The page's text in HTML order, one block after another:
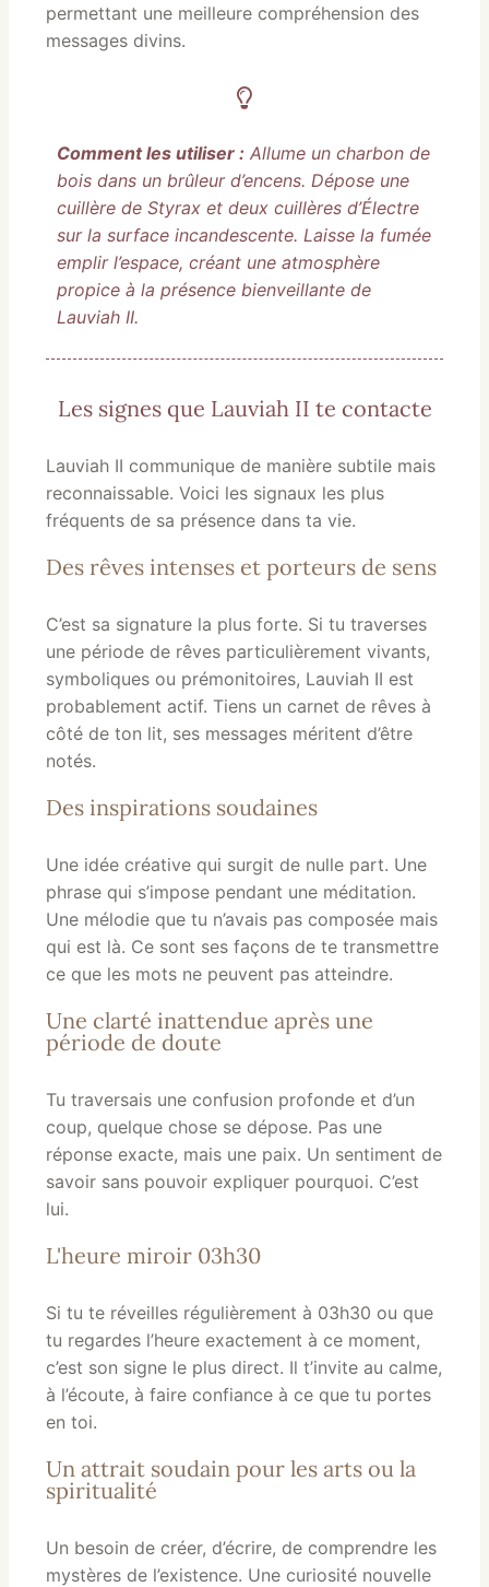
permettant une meilleure compréhension des
messages divins.
Comment les utiliser : Allume un charbon de
bois dans un brûleur d’encens. Dépose une
cuillère de Styrax et deux cuillères d’Électre
sur la surface incandescente. Laisse la fumée
emplir l’espace, créant une atmosphère
propice à la présence bienveillante de
Lauviah II.
Les signes que Lauviah II te contacte
Lauviah II communique de manière subtile mais
reconnaissable. Voici les signaux les plus
fréquents de sa présence dans ta vie.
Des rêves intenses et porteurs de sens
C’est sa signature la plus forte. Si tu traverses
une période de rêves particulièrement vivants,
symboliques ou prémonitoires, Lauviah II est
probablement actif. Tiens un carnet de rêves à
côté de ton lit, ses messages méritent d’être
notés.
Des inspirations soudaines
Une idée créative qui surgit de nulle part. Une
phrase qui s’impose pendant une méditation.
Une mélodie que tu n’avais pas composée mais
qui est là. Ce sont ses façons de te transmettre
ce que les mots ne peuvent pas atteindre.
Une clarté inattendue après une
période de doute
Tu traversais une confusion profonde et d’un
coup, quelque chose se dépose. Pas une
réponse exacte, mais une paix. Un sentiment de
savoir sans pouvoir expliquer pourquoi. C’est
lui.
L'heure miroir 03h30
Si tu te réveilles régulièrement à 03h30 ou que
tu regardes l’heure exactement à ce moment,
c’est son signe le plus direct. Il t’invite au calme,
à l’écoute, à faire confiance à ce que tu portes
en toi.
Un attrait soudain pour les arts ou la
spiritualité
Un besoin de créer, d’écrire, de comprendre les
mystères de l’existence. Une curiosité nouvelle